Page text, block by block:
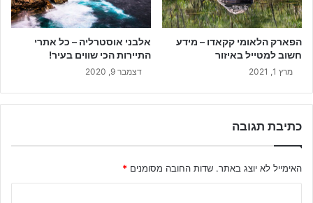
הפארק הלאומי קקאדו – מידע
חשוב למטייל באיזור
מרץ 1, 2021
אלבני אוסטרליה – כל אתרי
התיירות הכי שווים בעיר!
דצמבר 9, 2020
כתיבת תגובה
האימייל לא יוצג באתר. שדות החובה מסומנים *